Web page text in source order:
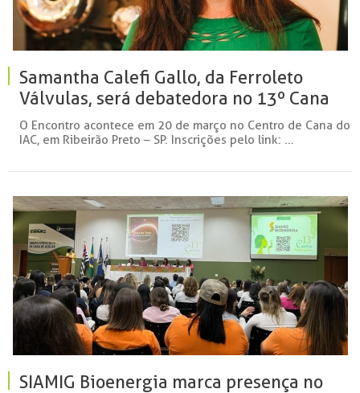
Samantha Calefi Gallo, da Ferroleto
Válvulas, será debatedora no 13º Cana
Substantivo Feminino
O Encontro acontece em 20 de março no Centro de Cana do
IAC, em Ribeirão Preto – SP. Inscrições pelo link: ...
SIAMIG Bioenergia marca presença no